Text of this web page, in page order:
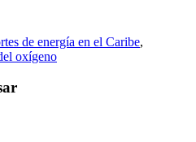
de energía en el Caribe,
oxígeno